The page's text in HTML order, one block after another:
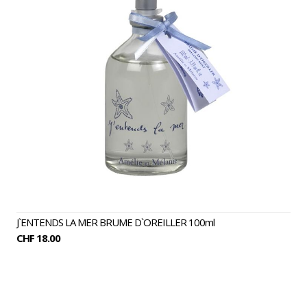
J`ENTENDS LA MER BRUME D`OREILLER 100ml
CHF 18.00